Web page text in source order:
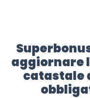
aggiornare
catastale